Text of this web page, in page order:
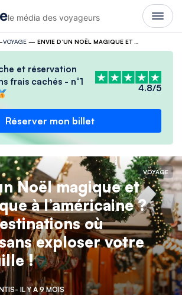
le média des voyageurs
VOYAGE—
et réservation
frais cachés - n°1
4.8/5
Réserver mon billet
VOYAGE
Noël magique et
à l’américaine ?
où
exploser votre
!
- IL Y A 9 MOIS